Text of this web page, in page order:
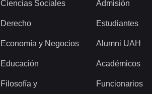
Ciencias Sociales
Derecho
Economía y Negocios
Educación
Filosofía y
Admisión
Estudiantes
Alumni UAH
Académicos
Funcionarios